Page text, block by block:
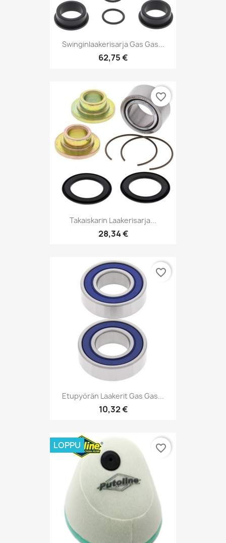
Swinginlaakerisarja Gas Gas...
62,75 €
Takaiskarin Laakerisarja...
28,34 €
favorite_border
Etupyörän Laakerit Gas Gas...
10,32 €
favorite_border
LOPPU favorite_border